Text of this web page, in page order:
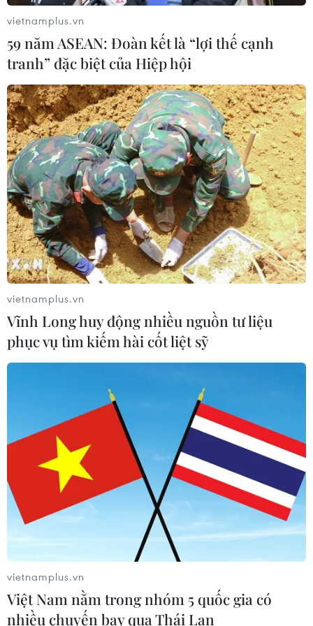
06/08/2026 07:14
Đại biểu Quốc hội băn khoăn khả
năng cân đối vốn 2 siêu dự án giao
thông
06/08/2026 07:00
TP Hồ Chí Minh: Dự án mở rộng
đường Phạm Văn Bạch vẫn dang dở
sau 20 năm
06/08/2026 06:56
Xem thêm
Tổng Biên tập: TRẦN TIẾN DUẨN
Phó Tổng Biên tập: NGUYỄN THỊ TÁM, KHÚC THANH
THỦY
Sở hữu trí tuệ
Quy định sử dụng
RSS
Hỗ trợ
Ngôn ngữ
TTXVN
Quảng cáo
Liên hệ
vietnamplus.vn
59 năm ASEAN: Đoàn kết là “lợi thế cạnh
tranh” đặc biệt của Hiệp hội
vietnamplus.vn
Vĩnh Long huy động nhiều nguồn tư liệu
phục vụ tìm kiếm hài cốt liệt sỹ
vietnamplus.vn
Việt Nam nằm trong nhóm 5 quốc gia có
nhiều chuyến bay qua Thái Lan